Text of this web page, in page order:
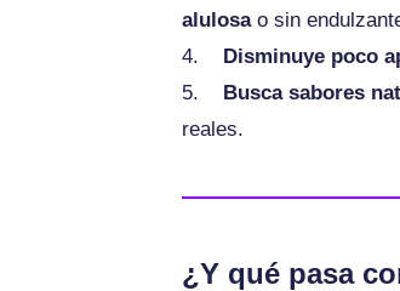
alulosao sin
4. Disminuye poco
5. Busca sabores
reales.
¿Y qué pasa